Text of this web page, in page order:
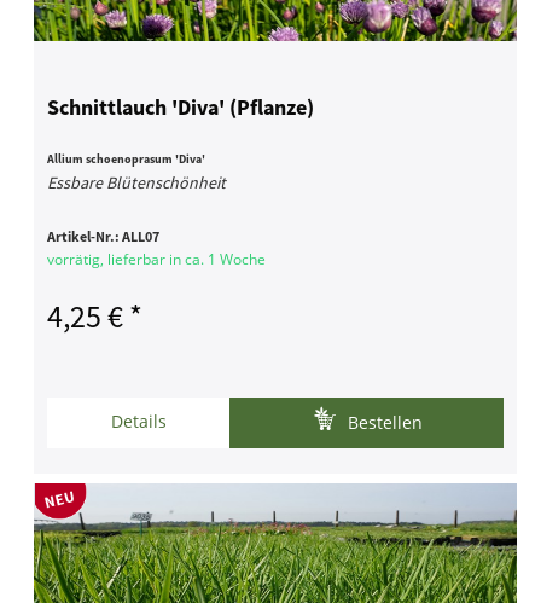
Schnittlauch 'Diva' (Pflanze)
Allium schoenoprasum 'Diva'
Essbare Blütenschönheit
Artikel-Nr.:ALL07
vorrätig, lieferbar in ca. 1 Woche
4,25 € *
Details Bestellen